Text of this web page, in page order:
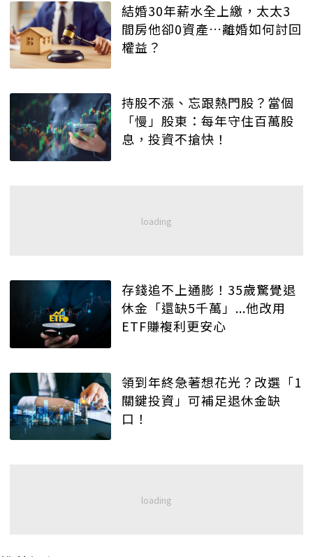
結婚30年薪水全上繳，太太3
間房他卻0資產…離婚如何討回
權益？
持股不漲、忘跟熱門股？當個
「慢」股東：每年守住百萬股
息，投資不搶快！
存錢追不上通膨！35歲驚覺退
休金「還缺5千萬」...他改用
ETF賺複利更安心
領到年終急著想花光？改選「1
關鍵投資」可補足退休金缺
口！